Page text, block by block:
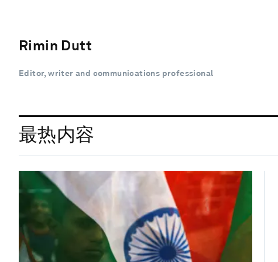
Rimin Dutt
Editor, writer and communications professional
最热内容